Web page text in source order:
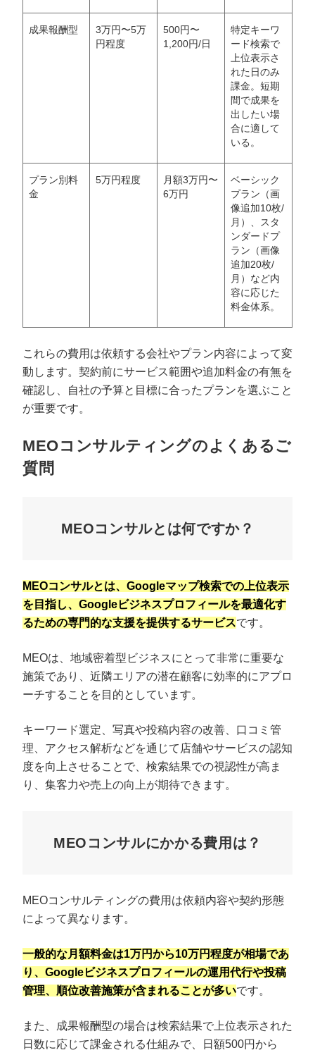
成果報酬型
3万円〜5万
円程度
500円〜
1,200円/日
特定キーワ
ード検索で
上位表示さ
れた日のみ
課金。短期
間で成果を
出したい場
合に適して
いる。
プラン別料
金
5万円程度
月額3万円〜
6万円
ベーシック
プラン（画
像追加10枚/
月）、スタ
ンダードプ
ラン（画像
追加20枚/
月）など内
容に応じた
料金体系。
これらの費用は依頼する会社やプラン内容によって変
動します。契約前にサービス範囲や追加料金の有無を
確認し、自社の予算と目標に合ったプランを選ぶこと
が重要です。
MEOコンサルティングのよくあるご
質問
MEOコンサルとは何ですか？
MEOコンサルとは、Googleマップ検索での上位表示
を目指し、Googleビジネスプロフィールを最適化す
るための専門的な支援を提供するサービスです。
MEOは、地域密着型ビジネスにとって非常に重要な
施策であり、近隣エリアの潜在顧客に効率的にアプロ
ーチすることを目的としています。
キーワード選定、写真や投稿内容の改善、口コミ管
理、アクセス解析などを通じて店舗やサービスの認知
度を向上させることで、検索結果での視認性が高ま
り、集客力や売上の向上が期待できます。
MEOコンサルにかかる費用は？
MEOコンサルティングの費用は依頼内容や契約形態
によって異なります。
一般的な月額料金は1万円から10万円程度が相場であ
り、Googleビジネスプロフィールの運用代行や投稿
管理、順位改善施策が含まれることが多いです。
また、成果報酬型の場合は検索結果で上位表示された
日数に応じて課金される仕組みで、日額500円から